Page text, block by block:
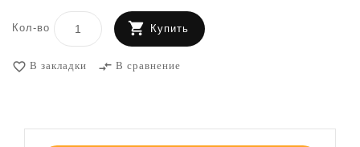
Кол-во Купить
favorite_border В закладки compare_arrows В сравнение